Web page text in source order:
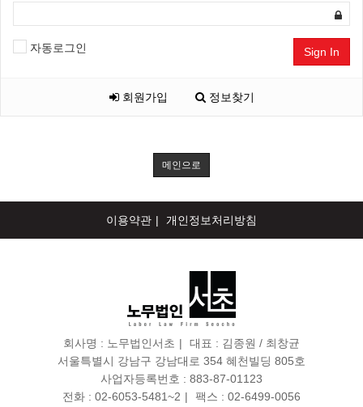
자동로그인 Sign In
회원가입 정보찾기
메인으로
이용약관 개인정보처리방침
회사명 : 노무법인서초
대표 : 김종원 / 최창균
서울특별시 강남구 강남대로 354 혜천빌딩 805호
사업자등록번호 : 883-87-01123
전화 : 02-6053-5481~2 팩스 : 02-6499-0056